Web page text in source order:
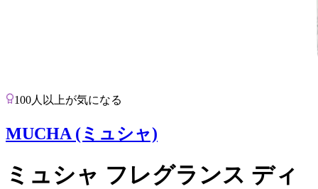
100人以上が気になる
MUCHA (ミュシャ)
ミュシャ フレグランス ディ